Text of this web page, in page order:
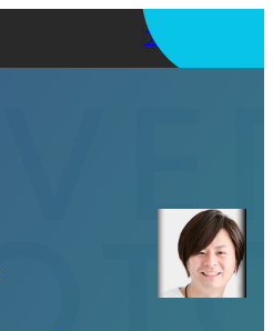
アプリを使う